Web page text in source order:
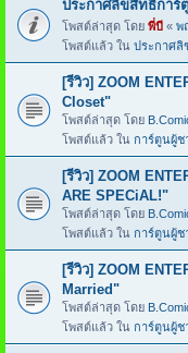
ประกาศลิขสิทธิ์การ์
โพสต์ล่าสุด โดย พี่บี « พ
โพสต์แล้ว ใน ประกาศลิ
[รีวิว] ZOOM
Closet"
โพสต์ล่าสุด โดย
โพสต์แล้ว ใน การ์ตูนผู้ช
[รีวิว] ZOOM
ARE SPECiAL!"
โพสต์ล่าสุด โดย
โพสต์แล้ว ใน การ์ตูนผู้ช
[รีวิว] ZOOM
Married"
โพสต์ล่าสุด โดย
โพสต์แล้ว ใน การ์ตูนผู้ช